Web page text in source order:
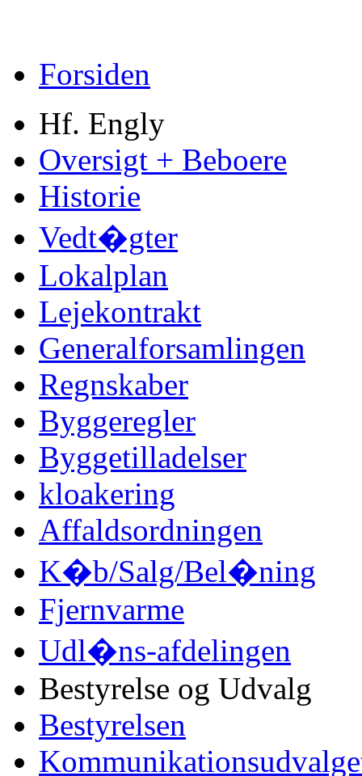
Forsiden
Hf. Engly
Oversigt + Beboere
Historie
Vedt�gter
Lokalplan
Lejekontrakt
Generalforsamlingen
Regnskaber
Byggeregler
Byggetilladelser
kloakering
Affaldsordningen
K�b/Salg/Bel�ning
Fjernvarme
Udl�ns-afdelingen
Bestyrelse og Udvalg
Bestyrelsen